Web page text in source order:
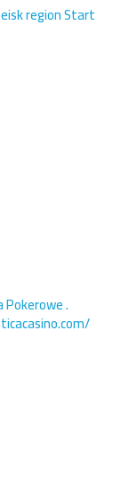
region Start
.